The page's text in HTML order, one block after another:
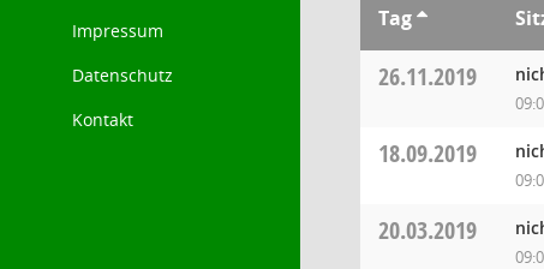
Impressum
Datenschutz
Kontakt
Tag
26.11.2019
18.09.2019
20.03.2019